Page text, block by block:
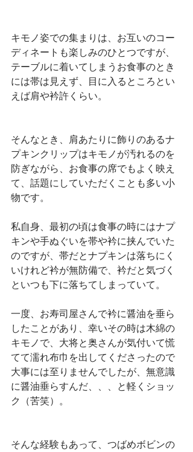
キモノ姿での集まりは、お互いのコー
ディネートも楽しみのひとつですが、
テーブルに着いてしまうお食事のとき
には帯は見えず、目に入るところとい
えば肩や衿許くらい。
そんなとき、肩あたりに飾りのあるナ
プキンクリップはキモノが汚れるのを
防ぎながら、お食事の席でもよく映え
て、話題にしていただくことも多い小
物です。
私自身、最初の頃は食事の時にはナプ
キンや手ぬぐいを帯や衿に挟んでいた
のですが、帯だとナプキンは落ちにく
いけれど衿が無防備で、衿だと気づく
といつも下に落ちてしまっていて。
一度、お寿司屋さんで衿に醤油を垂ら
したことがあり、幸いその時は木綿の
キモノで、大将と奥さんが気付いて慌
てて濡れ布巾を出してくださったので
大事には至りませんでしたが、無意識
に醤油垂らすんだ、、、と軽くショッ
ク（苦笑）。
そんな経験もあって、つばめボビンの